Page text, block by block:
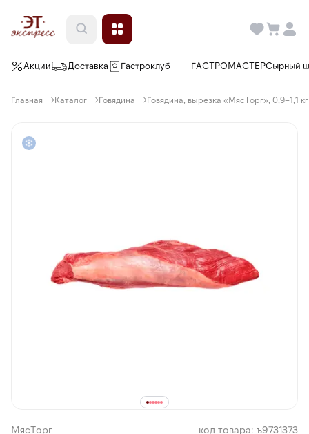
Акции Доставка Гастроклуб ГАСТРОМАСТЕРСырный
Главная Каталог Говядина Говядина, вырезка «МясТорг», 0,9–1,1 кг
МясТорг код товара: ъ9731373